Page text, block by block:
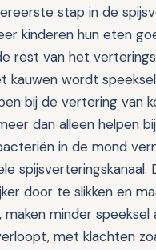
stap in de
kinderen hun eten
rest van het
kauwen wordt
bij de vertering van
dan alleen helpen
in de mond
door te slikken en
maken minder
met klachten